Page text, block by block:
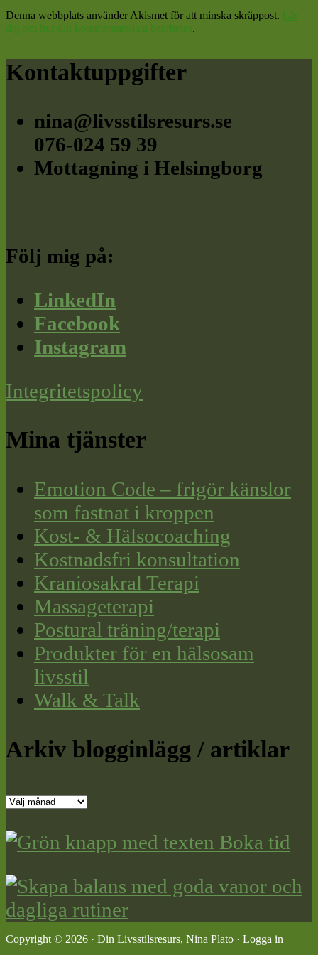
Denna webbplats använder Akismet för att minska skräppost. Lär
dig om hur din kommentarsdata bearbetas.
Footer
Kontaktuppgifter
nina@livsstilsresurs.se
076-024 59 39
Mottagning i Helsingborg
Följ mig på:
LinkedIn
Facebook
Instagram
Integritetspolicy
Mina tjänster
Emotion Code – frigör känslor
som fastnat i kroppen
Kost- & Hälsocoaching
Kostnadsfri konsultation
Kraniosakral Terapi
Massageterapi
Postural träning/terapi
Produkter för en hälsosam
livsstil
Walk & Talk
Arkiv blogginlägg / artiklar
Arkiv
/
Copyright © 2026 · Din Livsstilsresurs, Nina Plato · Logga in